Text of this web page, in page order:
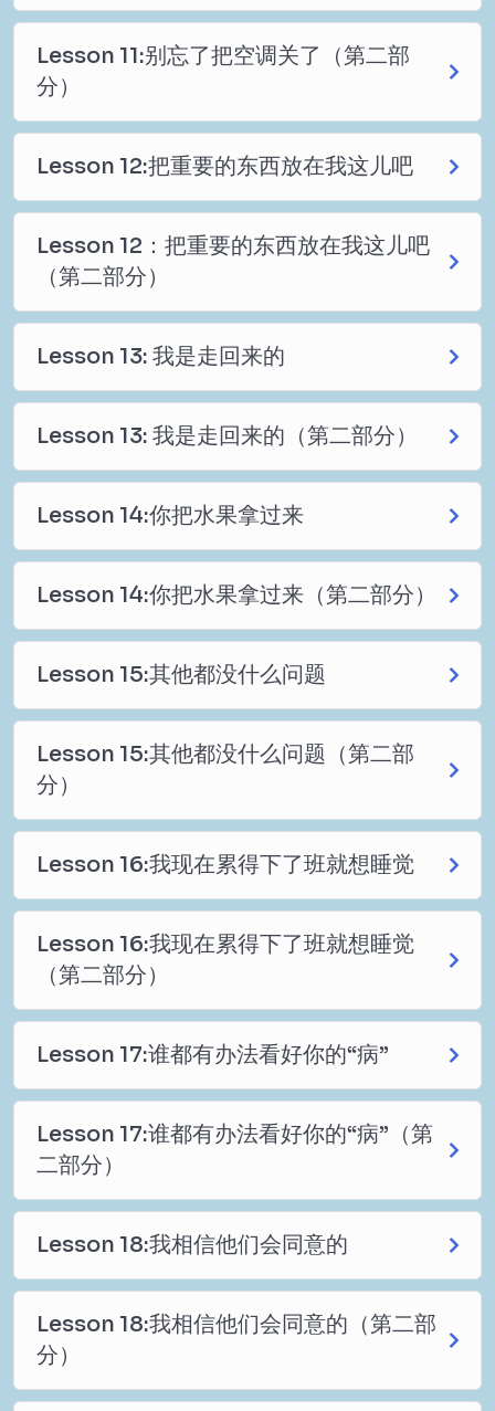
Lesson 11:别忘了把空调关了（第二部
分）
Lesson 12:把重要的东西放在我这儿吧
Lesson 12：把重要的东西放在我这儿吧
（第二部分）
Lesson 13: 我是走回来的
Lesson 13: 我是走回来的（第二部分）
Lesson 14:你把水果拿过来
Lesson 14:你把水果拿过来（第二部分）
Lesson 15:其他都没什么问题
Lesson 15:其他都没什么问题（第二部
分）
Lesson 16:我现在累得下了班就想睡觉
Lesson 16:我现在累得下了班就想睡觉
（第二部分）
Lesson 17:谁都有办法看好你的“病”
Lesson 17:谁都有办法看好你的“病”（第
二部分）
Lesson 18:我相信他们会同意的
Lesson 18:我相信他们会同意的（第二部
分）